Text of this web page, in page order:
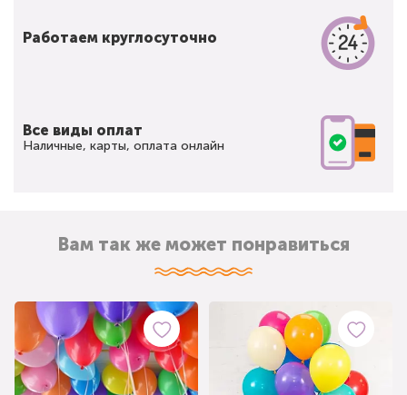
Работаем круглосуточно
Все виды оплат
Наличные, карты, оплата онлайн
Вам так же может понравиться